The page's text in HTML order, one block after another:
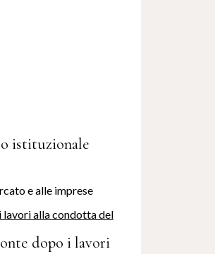
istituzionale
e alle imprese
dopo i lavori